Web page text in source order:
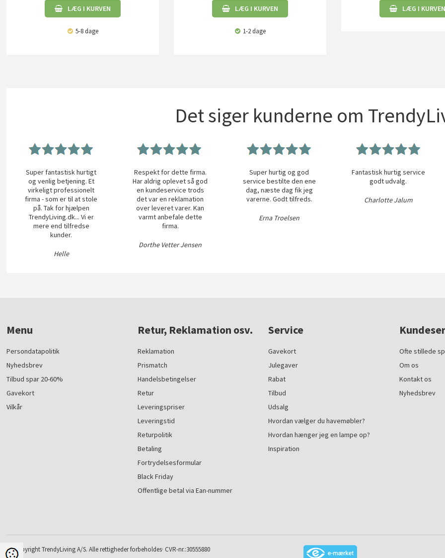
LÆG I KURVEN
5-8 dage
LÆG I KURVEN
1-2 dage
LÆG I KURVEN
Det siger kunderne om
Super fantastisk hurtigt
og venlig betjening. Et
virkeligt professionelt
firma - som er til at stole
på. Tak for hjælpen
TrendyLiving.dk... Vi er
mere end tilfredse
kunder.
Helle
Respekt for dette firma.
Har aldrig oplevet så god
en kundeservice trods
det var en reklamation
over leveret varer. Kan
varmt anbefale dette
firma.
Dorthe Vetter Jensen
Super hurtig og god
service bestilte den ene
dag, næste dag fik jeg
varerne. Godt tilfreds.
Erna Troelsen
Fantastisk hurtig service
godt udvalg.
Charlotte Jalum
Menu
Persondatapolitik
Nyhedsbrev
Tilbud spar 20-60%
Gavekort
Vilkår
Retur, Reklamation osv.
Reklamation
Prismatch
Handelsbetingelser
Retur
Leveringspriser
Leveringstid
Returpolitik
Betaling
Fortrydelsesformular
Black Friday
Offentlige betal via Ean-nummer
Service
Gavekort
Julegaver
Rabat
Tilbud
Udsalg
Hvordan vælger du havemøbler?
Hvordan hænger jeg en lampe op?
Inspiration
Ofte stillede
Om os
Kontakt os
Nyhedsbrev
© Copyright TrendyLiving A/S. Alle rettigheder forbeholdes· CVR-nr.:30555880